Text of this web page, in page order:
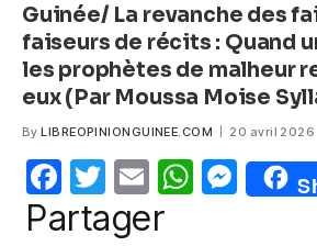
Guinée/ La revanche des
faiseurs de récits : Quand
les prophètes de malheur
eux (Par Moussa Moise
By LIBREOPINIONGUINEE.COM 20 avril 2026
F
a
T
w
E
m
W M
e
Partager